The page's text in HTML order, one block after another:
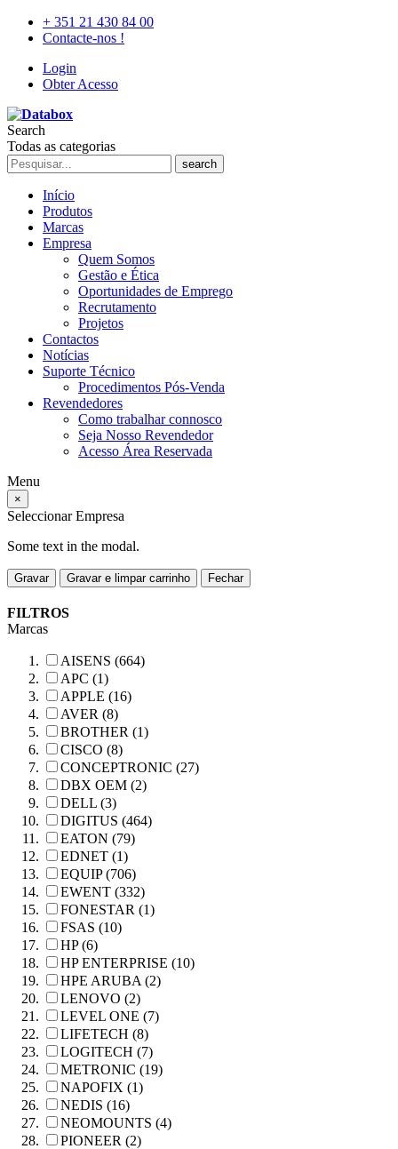
+ 351 21 430 84 00
Contacte-nos !
Login
Obter Acesso
Search
Todas as categorias
search
Início
Produtos
Marcas
Empresa
Quem Somos
Gestão e Ética
Oportunidades de Emprego
Recrutamento
Projetos
Contactos
Notícias
Suporte Técnico
Procedimentos Pós-Venda
Revendedores
Como trabalhar connosco
Seja Nosso Revendedor
Acesso Área Reservada
Menu
×
Seleccionar Empresa
Some text in the modal.
Gravar Gravar e limpar carrinho Fechar
FILTROS
Marcas
AISENS (664)
APC (1)
APPLE (16)
AVER (8)
BROTHER (1)
CISCO (8)
CONCEPTRONIC (27)
DBX OEM (2)
DELL (3)
DIGITUS (464)
EATON (79)
EDNET (1)
EQUIP (706)
EWENT (332)
FONESTAR (1)
FSAS (10)
HP (6)
HP ENTERPRISE (10)
HPE ARUBA (2)
LENOVO (2)
LEVEL ONE (7)
LIFETECH (8)
LOGITECH (7)
METRONIC (19)
NAPOFIX (1)
NEDIS (16)
NEOMOUNTS (4)
PIONEER (2)